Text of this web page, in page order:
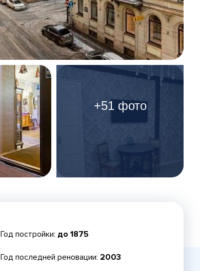
+51 фото
Год постройки: до 1875
Год последней реновации: 2003